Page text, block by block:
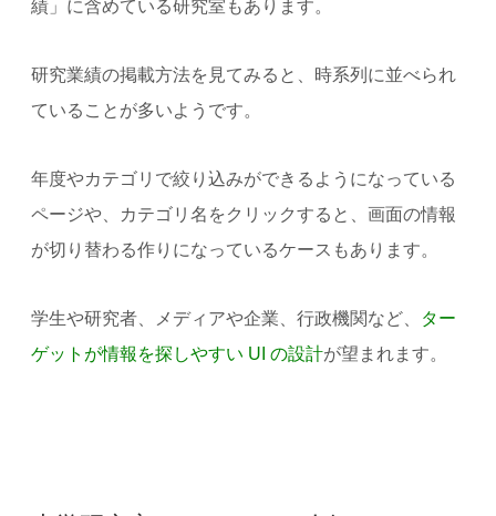
績」に含めている研究室もあります。
研究業績の掲載方法を見てみると、時系列に並べられ
ていることが多いようです。
年度やカテゴリで絞り込みができるようになっている
ページや、カテゴリ名をクリックすると、画面の情報
が切り替わる作りになっているケースもあります。
学生や研究者、メディアや企業、行政機関など、
ター
ゲットが情報を探しやすい UI の設計が望まれます。